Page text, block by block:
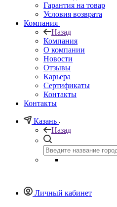
Гарантия на товар
Условия возврата
Компания
Назад
Компания
О компании
Новости
Отзывы
Карьера
Сертификаты
Контакты
Контакты
Казань
Назад
Личный кабинет